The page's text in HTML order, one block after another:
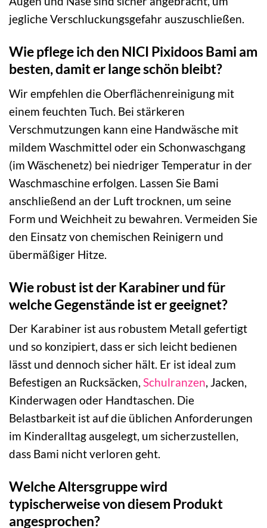
jegliche Verschluckungsgefahr auszuschließen.
Wie pflege ich den NICI Pixidoos Bami am
besten, damit er lange schön bleibt?
Wir empfehlen die Oberflächenreinigung mit
einem feuchten Tuch. Bei stärkeren
Verschmutzungen kann eine Handwäsche mit
mildem Waschmittel oder ein Schonwaschgang
(im Wäschenetz) bei niedriger Temperatur in der
Waschmaschine erfolgen. Lassen Sie Bami
anschließend an der Luft trocknen, um seine
Form und Weichheit zu bewahren. Vermeiden Sie
den Einsatz von chemischen Reinigern und
übermäßiger Hitze.
Wie robust ist der Karabiner und für
welche Gegenstände ist er geeignet?
Der Karabiner ist aus robustem Metall gefertigt
und so konzipiert, dass er sich leicht bedienen
lässt und dennoch sicher hält. Er ist ideal zum
Befestigen an Rucksäcken, Schulranzen, Jacken,
Kinderwagen oder Handtaschen. Die
Belastbarkeit ist auf die üblichen Anforderungen
im Kinderalltag ausgelegt, um sicherzustellen,
dass Bami nicht verloren geht.
Welche Altersgruppe wird
typischerweise von diesem Produkt
angesprochen?